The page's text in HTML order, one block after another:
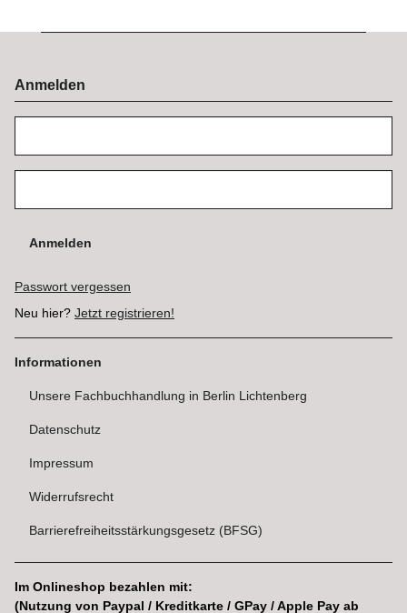
Anmelden
Anmelden
Passwort vergessen
Neu hier? Jetzt registrieren!
Informationen
Unsere Fachbuchhandlung in Berlin Lichtenberg
Datenschutz
Impressum
Widerrufsrecht
Barrierefreiheitsstärkungsgesetz (BFSG)
Im Onlineshop bezahlen mit:
(Nutzung von Paypal / Kreditkarte / GPay / Apple Pay ab